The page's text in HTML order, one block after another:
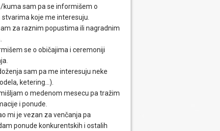
kuma sam pa se informišem o
koje me interesuju.
za raznim popustima ili nagradnim
se o običajima i ceremoniji
sam pa me interesuju neke
ketering...).
o medenom mesecu pa tražim
i ponude.
mi je vezan za venčanja pa
ponude konkurentskih i ostalih